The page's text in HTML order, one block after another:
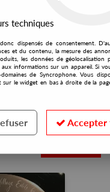
techniques
dispensés de consentement.
et du contenu, la mesure des
les données de géolocalisation
informations sur un appareil. Si
de Syncrophone. Vous
le widget en bas à droite de la
Accepter